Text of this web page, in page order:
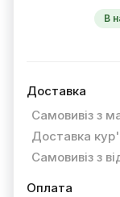
В
Доставка
Самовивіз з
Доставка
Самовивіз з
Оплата